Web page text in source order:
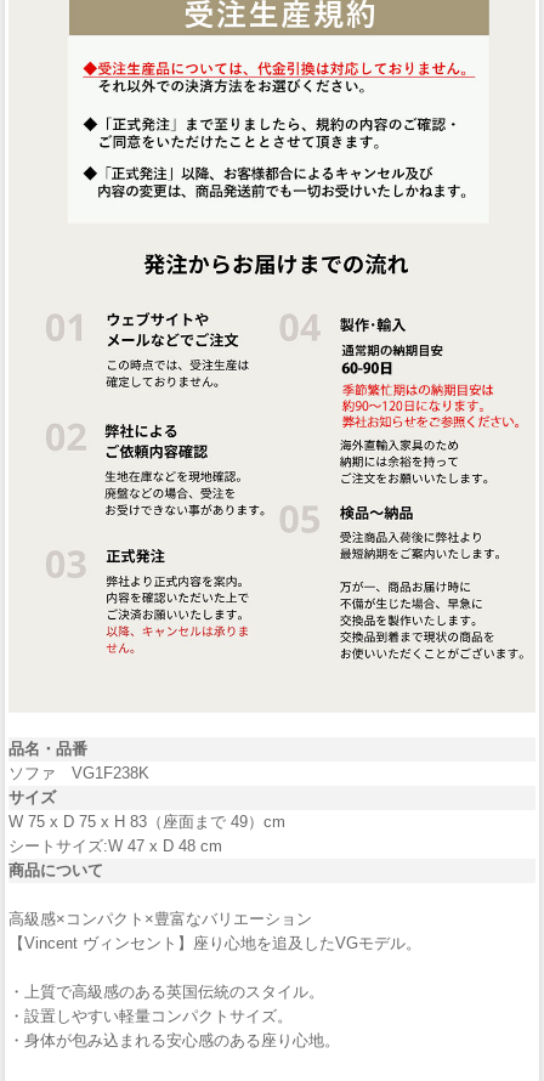
品名・品番
ソファ VG1F238K
サイズ
W 75 x D 75 x H 83（座面まで 49）cm
シートサイズ:W 47 x D 48 cm
商品について
高級感×コンパクト×豊富なバリエーション
【Vincent ヴィンセント】座り心地を追及したVGモデル。
・上質で高級感のある英国伝統のスタイル。
・設置しやすい軽量コンパクトサイズ。
・身体が包み込まれる安心感のある座り心地。